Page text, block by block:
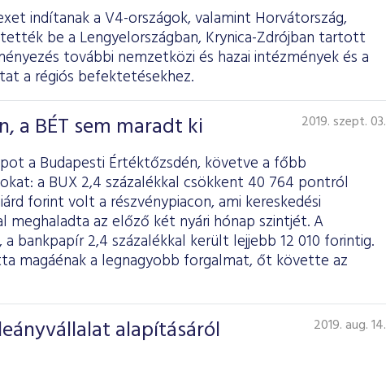
indítanak a V4-országok, valamint Horvátország,
be a Lengyelországban, Krynica-Zdrójban tartott
további nemzetközi és hazai intézmények és a
a régiós befektetésekhez.
a BÉT sem maradt ki 2019. szept. 03.
a Budapesti Értéktőzsdén, követve a főbb
a BUX 2,4 százalékkal csökkent 40 764 pontról
forint volt a részvénypiacon, ami kereskedési
meghaladta az előző két nyári hónap szintjét. A
bankpapír 2,4 százalékkal került lejjebb 12 010 forintig.
magáénak a legnagyobb forgalmat, őt követte az
alapításáról
2019. aug. 14.